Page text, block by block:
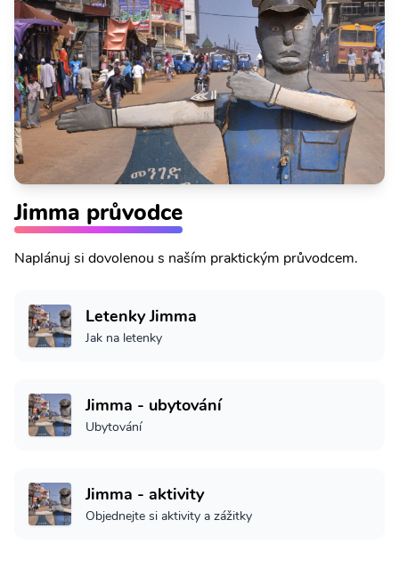
Jimma průvodce
Naplánuj si dovolenou s naším praktickým průvodcem.
Letenky Jimma
Jak na letenky
Jimma - ubytování
Ubytování
Jimma - aktivity
Objednejte si aktivity a zážitky